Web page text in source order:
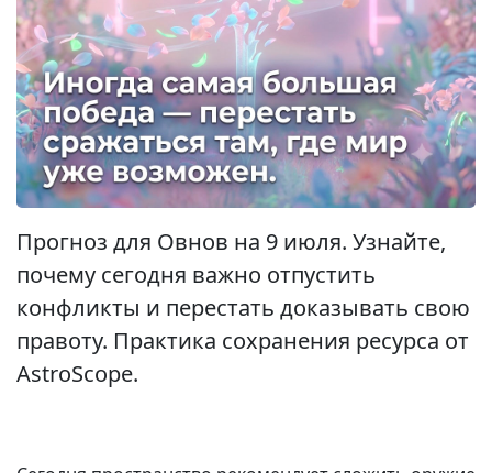
Прогноз для Овнов на 9 июля. Узнайте,
почему сегодня важно отпустить
конфликты и перестать доказывать свою
правоту. Практика сохранения ресурса от
AstroScope.